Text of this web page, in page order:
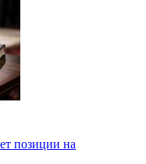
позиции на